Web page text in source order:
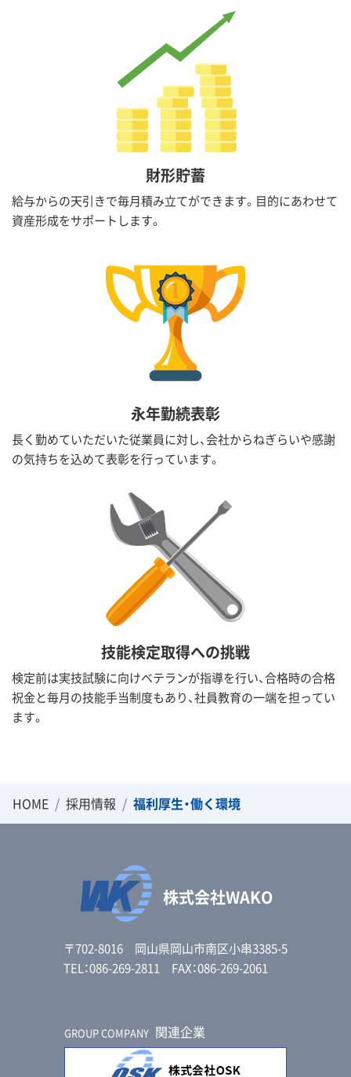
財形貯蓄
給与からの天引きで毎月積み立てができます。目的にあわせて
資産形成をサポートします。
永年勤続表彰
長く勤めていただいた従業員に対し、会社からねぎらいや感謝
の気持ちを込めて表彰を行っています。
技能検定取得への挑戦
検定前は実技試験に向けベテランが指導を行い、合格時の合格
祝金と毎月の技能手当制度もあり、社員教育の一端を担ってい
ます。
HOME 採用情報 福利厚生・働く環境
株式会社WAKO
〒702-8016 岡山県岡山市南区小串3385-5
TEL：086-269-2811 FAX：086-269-2061
GROUP COMPANY 関連企業